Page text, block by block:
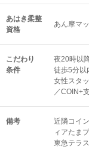
あはき柔整
資格
あん摩マ
こだわり
条件
夜20時以
徒歩5分以
女性スタ
／COIN+
備考
近隣コイ
ィアたま
東急テラ